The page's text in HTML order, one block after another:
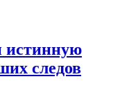
истинную
следов